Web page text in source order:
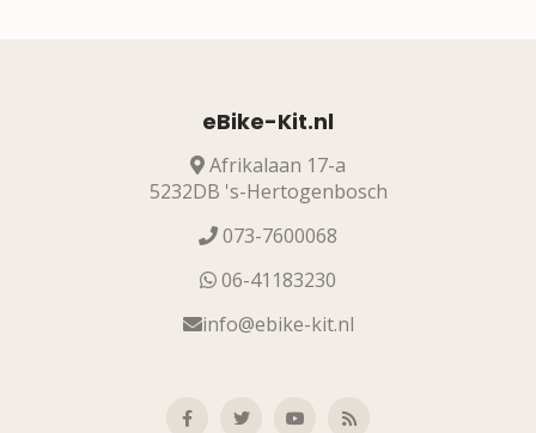
eBike-Kit.nl
Afrikalaan 17-a
5232DB 's-Hertogenbosch
073-7600068
06-41183230
info@ebike-kit.nl